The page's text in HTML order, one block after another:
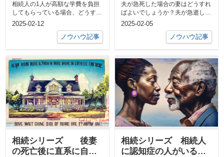
合、どうすればよいで
しょうか？
相続人の1人が高額な学費を負担
してもらっている場合、どうすれ
ばよいでしょうか？相続を巡るト
2025-02-12
ノウハウ記事
か？
夫が急死した場合の妻はどうすれ
ばよいでしょうか？夫が急逝した
場合の相続と住居の問題について
2025-02-05
ノウハウ記事
相続シリーズ 後妻
の死亡後に直系に自宅
相続シリーズ 相続人
に認知症の人がいる場